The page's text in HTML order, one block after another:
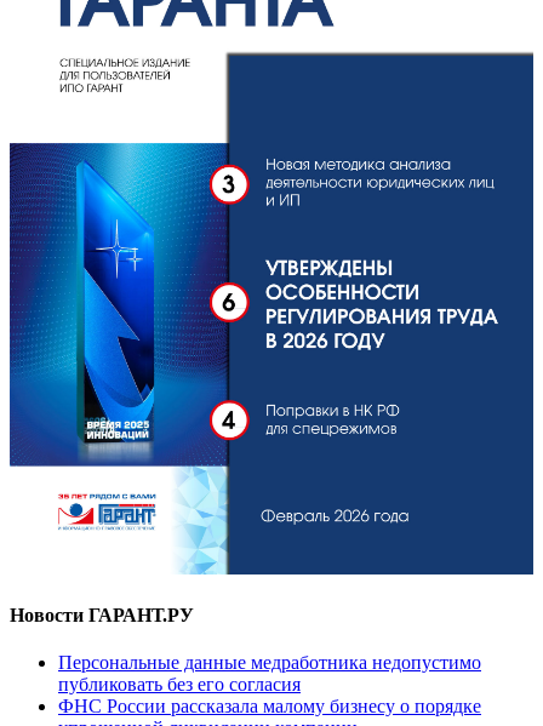
Новости ГАРАНТ.РУ
Персональные данные медработника недопустимо
публиковать без его согласия
ФНС России рассказала малому бизнесу о порядке